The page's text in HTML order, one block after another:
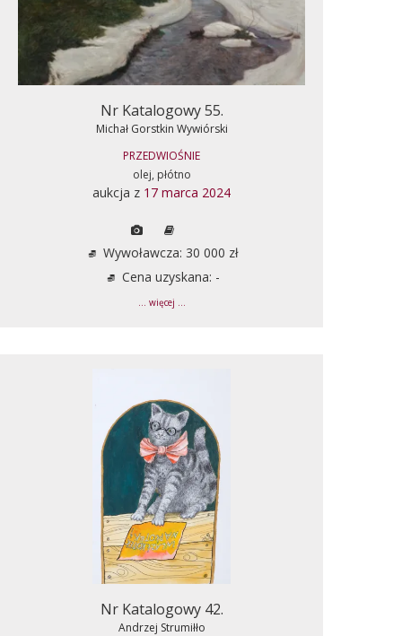
Nr Katalogowy 55.
Michał Gorstkin Wywiórski
PRZEDWIOŚNIE
olej, płótno
aukcja z 17 marca 2024
Wywoławcza: 30 000 zł
Cena uzyskana: -
... więcej ...
Nr Katalogowy 42.
Andrzej Strumiłło